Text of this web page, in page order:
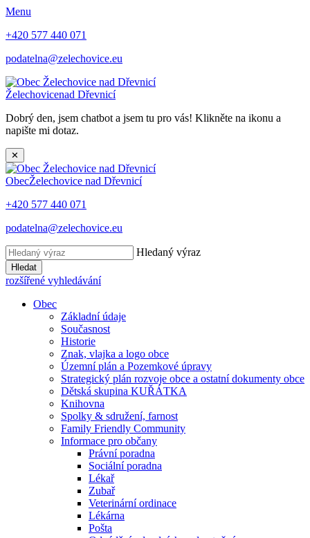
Menu
+420 577 440 071
podatelna@zelechovice.eu
Želechovicenad Dřevnicí
Dobrý den, jsem chatbot a jsem tu pro vás! Klikněte na ikonu a
napište mi dotaz.
✕
ObecŽelechovice nad Dřevnicí
+420 577 440 071
podatelna@zelechovice.eu
Hledaný výraz
Hledat
rozšířené vyhledávání
Obec
Základní údaje
Současnost
Historie
Znak, vlajka a logo obce
Územní plán a Pozemkové úpravy
Strategický plán rozvoje obce a ostatní dokumenty obce
Dětská skupina KUŘÁTKA
Knihovna
Spolky & sdružení, farnost
Family Friendly Community
Informace pro občany
Právní poradna
Sociální poradna
Lékař
Zubař
Veterinární ordinace
Lékárna
Pošta